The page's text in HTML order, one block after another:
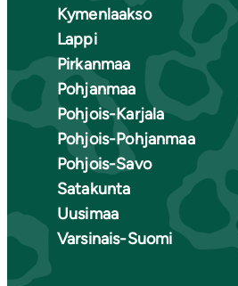
Kymenlaakso
Lappi
Pirkanmaa
Pohjanmaa
Pohjois-Karjala
Pohjois-Pohjanmaa
Pohjois-Savo
Satakunta
Uusimaa
Varsinais-Suomi